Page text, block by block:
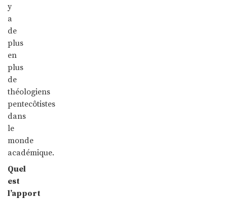
y
a
de
plus
en
plus
de
théologiens
pentecôtistes
dans
le
monde
académique.
Quel
est
l’apport